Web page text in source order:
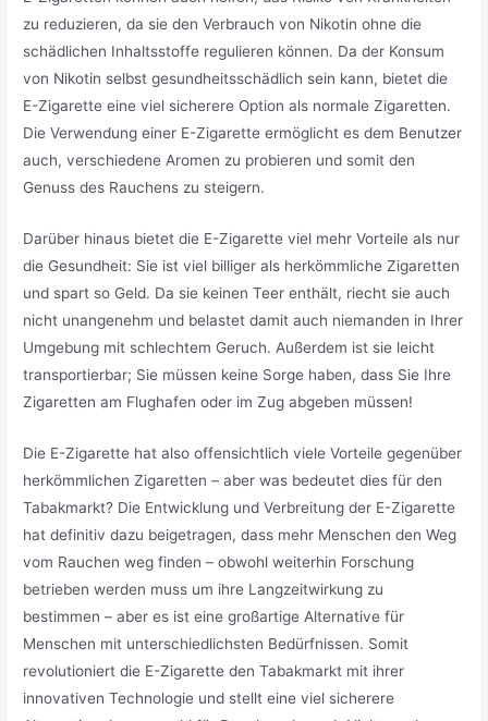
zu reduzieren, da sie den Verbrauch von Nikotin ohne die
schädlichen Inhaltsstoffe regulieren können. Da der Konsum
von Nikotin selbst gesundheitsschädlich sein kann, bietet die
E-Zigarette eine viel sicherere Option als normale Zigaretten.
Die Verwendung einer E-Zigarette ermöglicht es dem Benutzer
auch, verschiedene Aromen zu probieren und somit den
Genuss des Rauchens zu steigern.
Darüber hinaus bietet die E-Zigarette viel mehr Vorteile als nur
die Gesundheit: Sie ist viel billiger als herkömmliche Zigaretten
und spart so Geld. Da sie keinen Teer enthält, riecht sie auch
nicht unangenehm und belastet damit auch niemanden in Ihrer
Umgebung mit schlechtem Geruch. Außerdem ist sie leicht
transportierbar; Sie müssen keine Sorge haben, dass Sie Ihre
Zigaretten am Flughafen oder im Zug abgeben müssen!
Die E-Zigarette hat also offensichtlich viele Vorteile gegenüber
herkömmlichen Zigaretten – aber was bedeutet dies für den
Tabakmarkt? Die Entwicklung und Verbreitung der E-Zigarette
hat definitiv dazu beigetragen, dass mehr Menschen den Weg
vom Rauchen weg finden – obwohl weiterhin Forschung
betrieben werden muss um ihre Langzeitwirkung zu
bestimmen – aber es ist eine großartige Alternative für
Menschen mit unterschiedlichsten Bedürfnissen. Somit
revolutioniert die E-Zigarette den Tabakmarkt mit ihrer
innovativen Technologie und stellt eine viel sicherere